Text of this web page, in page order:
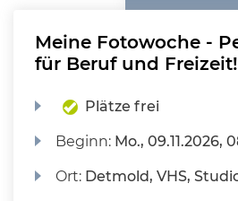
Meine Fotowoche -
für Beruf und Freizeit!
Plätze frei
Beginn: Mo., 09.11.2026,
Ort: Detmold, VHS,